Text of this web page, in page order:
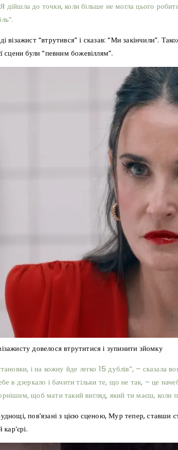
дійшла до точки, коли більше не могла цього
“втрутився” і сказав: “Ми закінчили”.
сцени були “певним божевіллям”.
довелося втрутитися і зупинити зйомку
і на кожну йде легко 15 дублів”, – сказала
в дзеркало і бачити тільки те, що не так, – це
щоб мати такий вигляд, який ти маєш, коли
пов’язані з цією сценою, Мур тепер, ставши